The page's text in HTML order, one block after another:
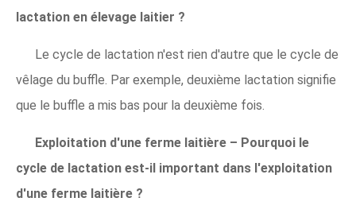
lactation en élevage laitier ?
Le cycle de lactation n'est rien d'autre que le cycle de
vêlage du buffle. Par exemple, deuxième lactation signifie
que le buffle a mis bas pour la deuxième fois.
Exploitation d'une ferme laitière – Pourquoi le
cycle de lactation est-il important dans l'exploitation
d'une ferme laitière ?